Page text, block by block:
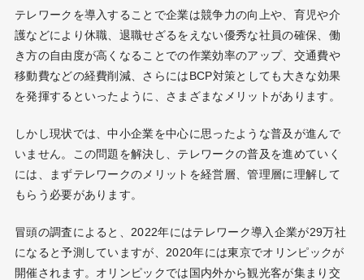
テレワークを導入することで企業は競争力の向上や、育児や介
護などにより休職、退職せざるをえない優秀な社員の確保、働
き方の自由度が高くなることでの作業効率のアップ、交通費や
移動費などの経費削減、さらにはBCP対策としても大きな効果
を発揮するといったように、さまざまなメリットがあります。
しかし現状では、中小企業を中心に思ったような普及が進んで
いません。この問題を解決し、テレワークの普及を進めていく
には、まずテレワークのメリットを経営層、管理層に理解して
もらう必要があります。
冒頭の調査によると、2022年にはテレワーク導入企業が29万社
になると予測していますが、2020年には東京でオリンピックが
開催されます。オリンピックでは国内外から観光客が集まり交